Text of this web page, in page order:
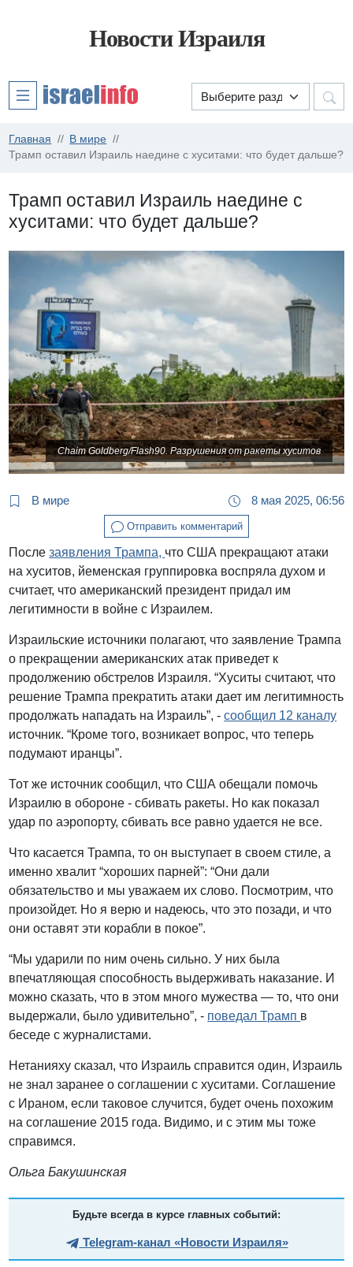
Новости Израиля
Главная
В мире
Трамп оставил Израиль наедине с хуситами: что будет дальше?
Трамп оставил Израиль наедине с
хуситами: что будет дальше?
Chaim Goldberg/Flash90. Разрушения от ракеты хуситов
В мире 8 мая 2025, 06:56
Отправить комментарий
Послезаявления Трампа, что США прекращают атаки
на хуситов, йеменская группировка воспряла духом и
считает, что американский президент придал им
легитимности в войне с Израилем.
Израильские источники полагают, что заявление Трампа
о прекращении американских атак приведет к
продолжению обстрелов Израиля. “Хуситы считают, что
решение Трампа прекратить атаки дает им легитимность
продолжать нападать на Израиль”, -сообщил 12 каналу
источник. “Кроме того, возникает вопрос, что теперь
подумают иранцы”.
Тот же источник сообщил, что США обещали помочь
Израилю в обороне - сбивать ракеты. Но как показал
удар по аэропорту, сбивать все равно удается не все.
Что касается Трампа, то он выступает в своем стиле, а
именно хвалит “хороших парней”: “Они дали
обязательство и мы уважаем их слово. Посмотрим, что
произойдет. Но я верю и надеюсь, что это позади, и что
они оставят эти корабли в покое”.
“Мы ударили по ним очень сильно. У них была
впечатляющая способность выдерживать наказание. И
можно сказать, что в этом много мужества — то, что они
выдержали, было удивительно”, - поведал Трамп в
беседе с журналистами.
Нетанияху сказал, что Израиль справится один, Израиль
не знал заранее о соглашении с хуситами. Соглашение
с Ираном, если таковое случится, будет очень похожим
на соглашение 2015 года. Видимо, и с этим мы тоже
справимся.
Ольга Бакушинская
Будьте всегда в курсе главных событий:
Telegram-канал «Новости Израиля»